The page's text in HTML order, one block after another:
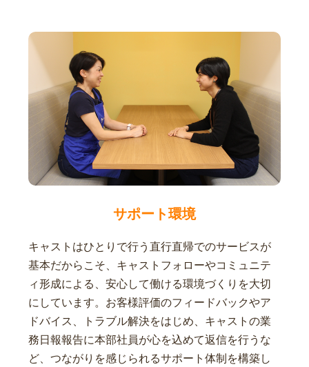
サポート環境
キャストはひとりで行う直行直帰でのサービスが
基本だからこそ、キャストフォローやコミュニテ
ィ形成による、安心して働ける環境づくりを大切
にしています。お客様評価のフィードバックやア
ドバイス、トラブル解決をはじめ、キャストの業
務日報報告に本部社員が心を込めて返信を行うな
ど、つながりを感じられるサポート体制を構築し